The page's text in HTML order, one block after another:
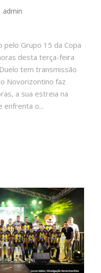
admin
pelo Grupo 15 da Copa
desta terça-feira
tem transmissão
Novorizontino faz
a sua estreia na
enfrenta o...